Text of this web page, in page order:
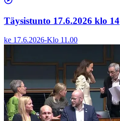
Täysistunto 17.6.2026 klo 14
ke 17.6.2026-Klo 11.00